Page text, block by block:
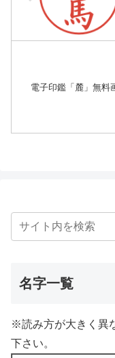
電子印鑑「麓」無料
名字一覧
※読み方が大きく異
下さい。